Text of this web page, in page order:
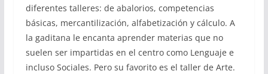
diferentes talleres: de abalorios, competencias
básicas, mercantilización, alfabetización y cálculo. A
la gaditana le encanta aprender materias que no
suelen ser impartidas en el centro como Lenguaje e
incluso Sociales. Pero su favorito es el taller de Arte.